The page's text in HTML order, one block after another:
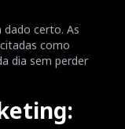
dado certo. As
como
dia sem perder